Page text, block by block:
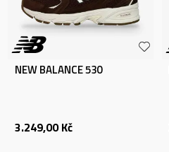
NEW BALANCE 530
3.249,00 Kč